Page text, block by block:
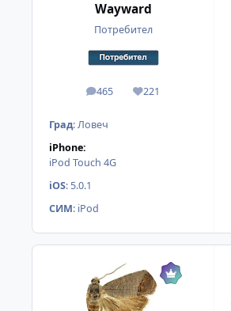
Wayward
Потребител
465
мнения 221
Reputation
Град:Ловеч
iPhone:
iPod Touch 4G
iOS: 5.0.1
СИМ: iPod